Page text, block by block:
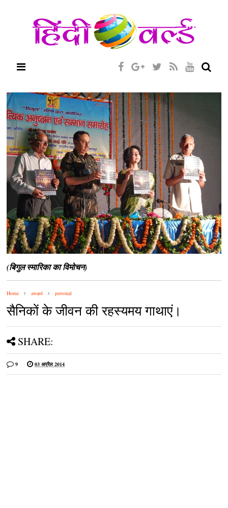
(बिगुल स्मारिका का विमोचन)
Home award personal
सैनिकों के जीवन की रहस्यमय गाथाएं।
SHARE:
9 03 अप्रैल 2014